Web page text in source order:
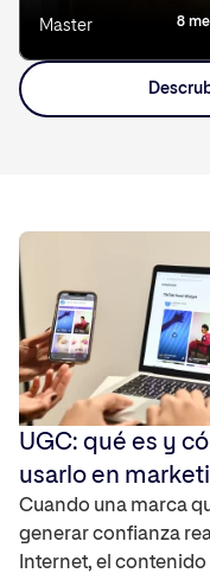
Master 8
UGC: qué es y
usarlo en
Cuando una marca
generar confianza
Internet, el